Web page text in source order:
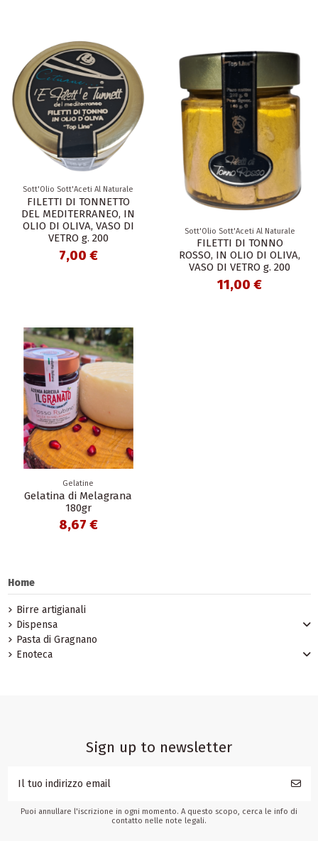
Sott'Olio Sott'Aceti Al Naturale
FILETTI DI TONNETTO
DEL MEDITERRANEO, IN
OLIO DI OLIVA, VASO DI
VETRO g. 200
7,00 €
Sott'Olio Sott'Aceti Al Naturale
FILETTI DI TONNO
ROSSO, IN OLIO DI OLIVA,
VASO DI VETRO g. 200
11,00 €
Gelatine
Gelatina di Melagrana
180gr
8,67 €
Home
Birre artigianali
Dispensa
Pasta di Gragnano
Enoteca
Sign up to newsletter
Puoi annullare l'iscrizione in ogni momento. A questo scopo, cerca le info di
contatto nelle note legali.